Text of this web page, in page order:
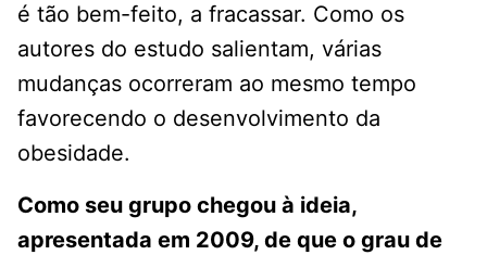
é tão bem-feito, a fracassar. Como os
autores do estudo salientam, várias
mudanças ocorreram ao mesmo tempo
favorecendo o desenvolvimento da
obesidade.
Como seu grupo chegou à ideia,
apresentada em 2009, de que o grau de